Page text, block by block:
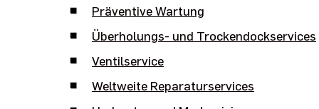
Präventive Wartung
Überholungs- und Trockendockservices
Ventilservice
Weltweite Reparaturservices